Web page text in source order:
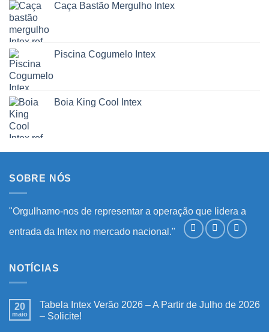
Caça Bastão Mergulho Intex
Piscina Cogumelo Intex
Boia King Cool Intex
SOBRE NÓS
"Orgulhamo-nos de representar a operação que lidera a
entrada da Intex no mercado nacional."
NOTÍCIAS
20
maio
Tabela Intex Verão 2026 – A Partir de Julho de 2026
– Solicite!